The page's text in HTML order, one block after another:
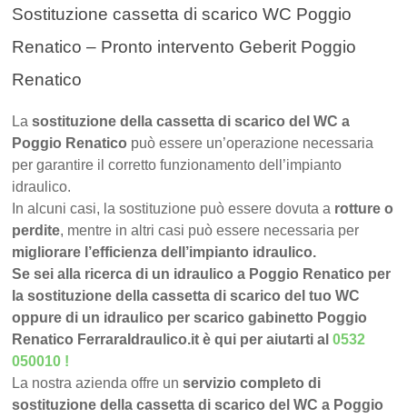
Sostituzione cassetta di scarico WC Poggio
Renatico – Pronto intervento Geberit Poggio
Renatico
Lasostituzione della cassetta di scarico del WC a
Poggio Renatico può essere un’operazione necessaria
per garantire il corretto funzionamento dell’impianto
idraulico.
In alcuni casi, la sostituzione può essere dovuta a rotture o
perdite, mentre in altri casi può essere necessaria per
migliorare l’efficienza dell’impianto idraulico.
Se sei alla ricerca di un idraulico a Poggio Renatico per
la sostituzione della cassetta di scarico del tuo WC
oppure di un idraulico per scarico gabinetto Poggio
Renatico FerraraIdraulico.it è qui per aiutarti al0532
050010 !
La nostra azienda offre unservizio completo di
sostituzione della cassetta di scarico del WC a Poggio